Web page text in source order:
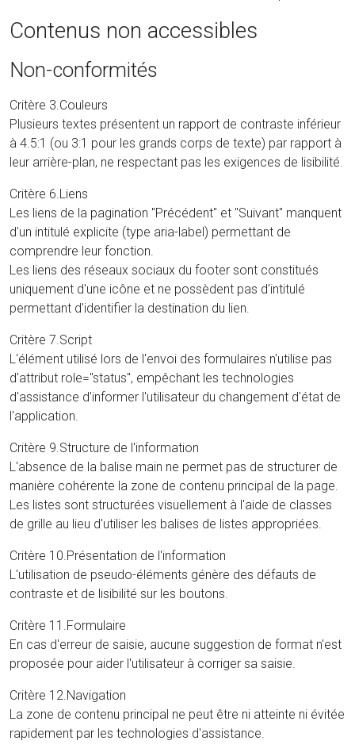
Contenus non accessibles
Non-conformités
Critère 3.Couleurs
Plusieurs textes présentent un rapport de contraste inférieur
à 4.5:1 (ou 3:1 pour les grands corps de texte) par rapport à
leur arrière-plan, ne respectant pas les exigences de lisibilité.
Critère 6.Liens
Les liens de la pagination "Précédent" et "Suivant" manquent
d'un intitulé explicite (type aria-label) permettant de
comprendre leur fonction.
Les liens des réseaux sociaux du footer sont constitués
uniquement d'une icône et ne possèdent pas d'intitulé
permettant d'identifier la destination du lien.
Critère 7.Script
L'élément utilisé lors de l'envoi des formulaires n'utilise pas
d'attribut role="status", empêchant les technologies
d'assistance d'informer l'utilisateur du changement d'état de
l'application.
Critère 9.Structure de l'information
L'absence de la balise main ne permet pas de structurer de
manière cohérente la zone de contenu principal de la page.
Les listes sont structurées visuellement à l'aide de classes
de grille au lieu d'utiliser les balises de listes appropriées.
Critère 10.Présentation de l'information
L'utilisation de pseudo-éléments génère des défauts de
contraste et de lisibilité sur les boutons.
Critère 11.Formulaire
En cas d'erreur de saisie, aucune suggestion de format n'est
proposée pour aider l'utilisateur à corriger sa saisie.
Critère 12.Navigation
La zone de contenu principal ne peut être ni atteinte ni évitée
rapidement par les technologies d'assistance.